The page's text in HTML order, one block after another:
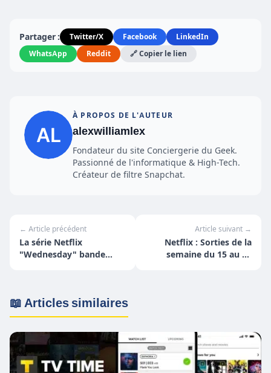
Partager : Twitter/X Facebook
LinkedIn
WhatsApp
Reddit 🔗 Copier le lien
À PROPOS DE L'AUTEUR
alexwilliamlex
Fondateur du site Conciergerie du Geek.
Passionné de l'informatique & High-Tech.
Créateur de filtre Snapchat.
← Article précédent
La série Netflix
"Wednesday" bande
Article suivant →
Netflix : Sorties de la
semaine du 15 au 21
📖 Articles similaires